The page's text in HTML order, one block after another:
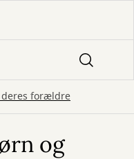
forældre
og